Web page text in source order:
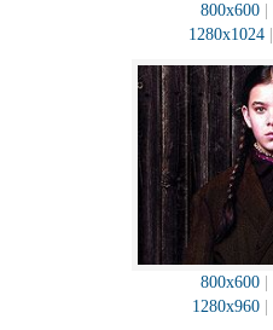
800x600
1280x1024|
800x600
1280x960